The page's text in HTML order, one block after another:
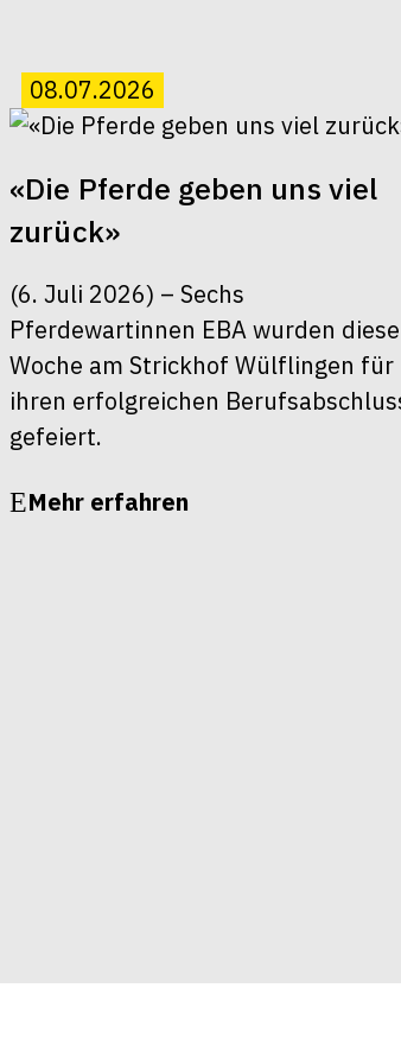
08.07.2026
«Die Pferde geben uns viel
zurück»
(6. Juli 2026) – Sechs
Pferdewartinnen EBA wurden diese
Woche am Strickhof Wülflingen für
ihren erfolgreichen
gefeiert.
Mehr erfahren